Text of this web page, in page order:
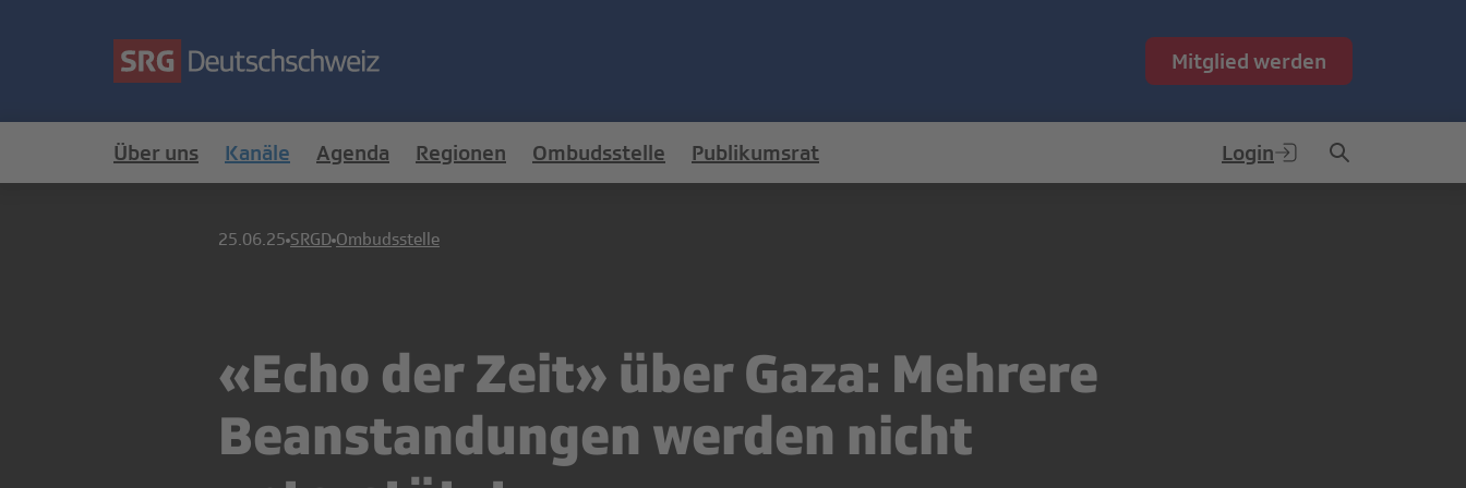
Mitglied werden
Über uns Kanäle Agenda Regionen Ombudsstelle Publikumsrat Login
25.06.25 SRGD Ombudsstelle
«Echo der Zeit» über Gaza: Mehrere
Beanstandungen werden nicht